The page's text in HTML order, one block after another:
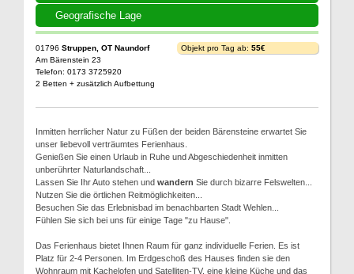
Geografische Lage
01796 Struppen, OT Naundorf
Am Bärenstein 23
Telefon: 0173 3725920
2 Betten + zusätzlich Aufbettung
Objekt pro Tag ab: 55€
Inmitten herrlicher Natur zu Füßen der beiden Bärensteine erwartet Sie
unser liebevoll verträumtes Ferienhaus.
Genießen Sie einen Urlaub in Ruhe und Abgeschiedenheit inmitten
unberührter Naturlandschaft...
Lassen Sie Ihr Auto stehen und wandern Sie durch bizarre Felswelten...
Nutzen Sie die örtlichen Reitmöglichkeiten...
Besuchen Sie das Erlebnisbad im benachbarten Stadt Wehlen...
Fühlen Sie sich bei uns für einige Tage "zu Hause".
Das Ferienhaus bietet Ihnen Raum für ganz individuelle Ferien. Es ist
Platz für 2-4 Personen. Im Erdgeschoß des Hauses finden sie den
Wohnraum mit Kachelofen und Satelliten-TV, eine kleine Küche und das